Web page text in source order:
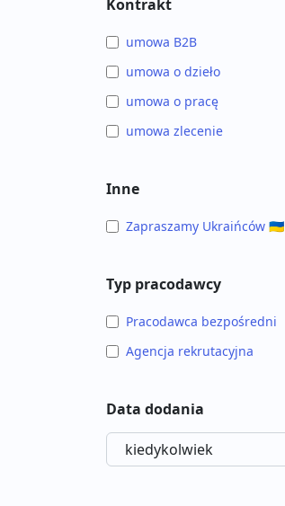
Kontrakt
umowa B2B
umowa o dzieło
umowa o pracę
umowa zlecenie
Inne
Zapraszamy Ukraińców 🇺🇦
Typ pracodawcy
Pracodawca bezpośredni
Agencja rekrutacyjna
Data dodania